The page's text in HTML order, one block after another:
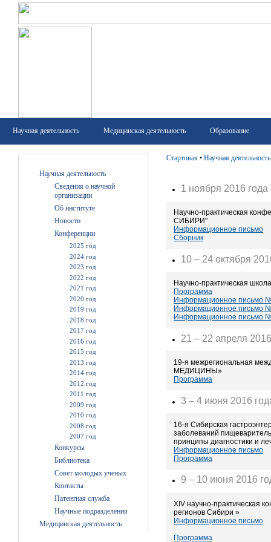
Научная деятельность Медицинская деятельность Образование
Научная деятельность
Сведения о научной
организации
Об институте
Новости
Конференции
2025 год
2024 год
2023 год
2022 год
2021 год
2020 год
2019 год
2018 год
2017 год
2016 год
2015 год
2013 год
2014 год
2012 год
2011 год
2009 год
2010 год
2008 год
2007 год
Конкурсы
Библиотека
Совет молодых ученых
Контакты
Патентная служба
Научные подразделения
Медицинская деятельность
Стартовая • Научная деятельность
1 ноября 2016 года
Научно-практическая
СИБИРИ"
Информационное письмо
Сборник
10 – 24 октября
Научно-практическая
Программа
Информационное письмо
Информационное письмо
Информационное письмо
21 – 22 апреля
19-я межрегиональная
МЕДИЦИНЫ»
Программа
3 – 4 июня 2016
16-я Сибирская
заболеваний
принципы диагностики и
Информационное письмо
Программа
9 – 10 июня 2016
XIV научно-практическая
регионов Сибири »
Информационное письмо
Программа